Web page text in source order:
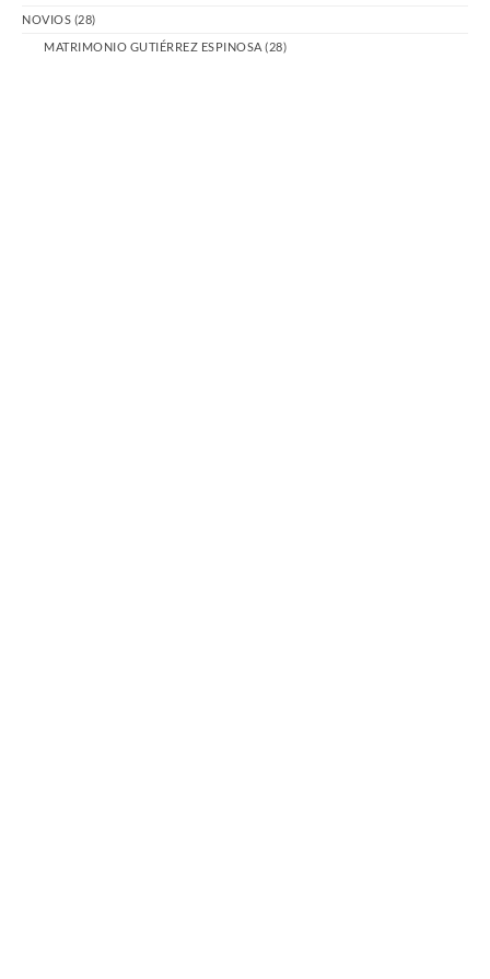
NOVIOS (28)
MATRIMONIO GUTIÉRREZ ESPINOSA (28)